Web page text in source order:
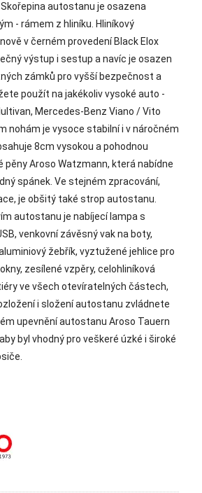
autostanu je osazena
- rámem z hliníku. Hliníkový
v černém provedení Black Elox
výstup i sestup a navíc je osazen
zámků pro vyšší bezpečnost a
použít na jakékoliv vysoké auto -
Mercedes-Benz Viano / Vito
nohám je vysoce stabilní i v náročném
8cm vysokou a pohodnou
Aroso Watzmann, která nabídne
spánek. Ve stejném zpracování,
je obšitý také strop autostanu.
autostanu je nabíjecí lampa s
venkovní závěsný vak na boty,
žebřík, vyztužené jehlice pro
zesílené vzpěry, celohliníková
ve všech otevíratelných částech,
i složení autostanu zvládnete
upevnění autostanu Aroso Tauern
byl vhodný pro veškeré úzké i široké